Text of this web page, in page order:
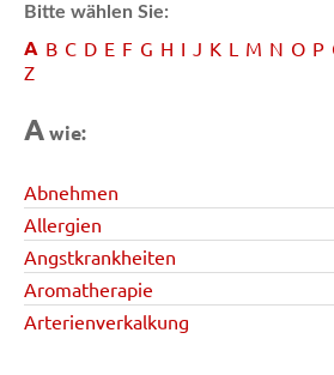
Bitte wählen Sie:
A B C D E F G H I J K L M N O P
Z
Awie:
Abnehmen
Allergien
Angstkrankheiten
Aromatherapie
Arterienverkalkung